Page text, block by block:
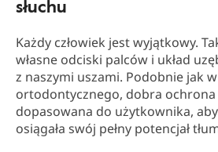
słuchu
Każdy człowiek jest wyjątkowy.
własne odciski palców i układ
z naszymi uszami. Podobnie jak
ortodontycznego, dobra ochrona
dopasowana do użytkownika,
osiągała swój pełny potencjał